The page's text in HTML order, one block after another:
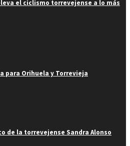
el ciclismo torrevejense a lo más
para Orihuela y Torrevieja
de la torrevejense Sandra Alonso